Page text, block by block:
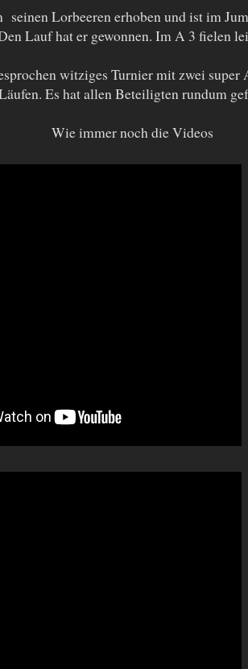
seinen Lorbeeren erhoben und ist im
Lauf hat er gewonnen. Im A 3 fielen
witziges Turnier mit zwei super
Es hat allen Beteiligten rundum
Wie immer noch die Videos